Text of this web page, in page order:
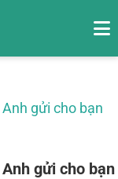
gửi cho bạn
gửi cho bạn